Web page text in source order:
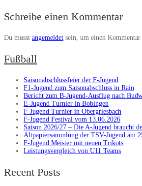
Schreibe einen Kommentar
Du musst angemeldet sein, um einen Kommentar
Fußball
Saisonabschlussfeier der F-Jugend
F1-Jugend zum Saisonabschluss in Rain
Bericht zum B-Jugend-Ausflug nach
E-Jugend Turnier in Bobingen
F-Jugend Turnier in Obergriesbach
F-Jugend Festival vom 13.06.2026
Saison 2026/27 – Die A-Jugend braucht
Altpapiersammlung der TSV-Jugend am
F-Jugend Meister mit neuen Trikots
Leistungsvergleich von U11 Teams
Recent Posts